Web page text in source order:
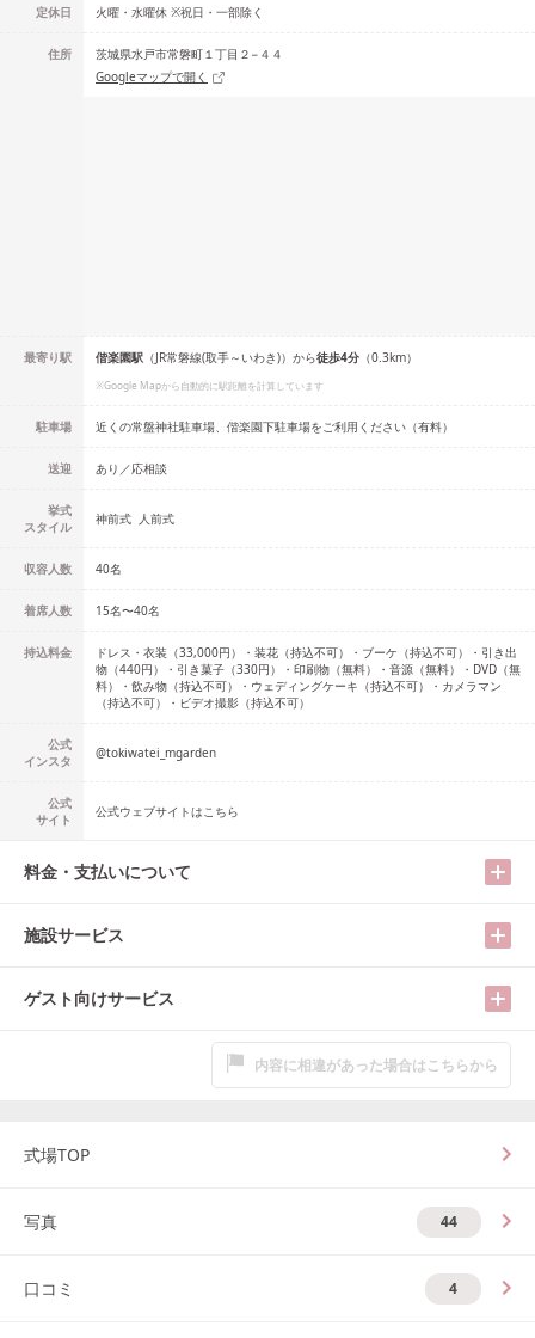
定休日 火曜・水曜休 ※祝日・一部除く
住所
茨城県水戸市常磐町１丁目２−４４
Googleマップで開く
最寄り駅 偕楽園駅 （JR常磐線(取手～いわき)） から徒歩4分 （0.3km）
※Google Mapから自動的に駅距離を計算しています
駐車場 近くの常盤神社駐車場、偕楽園下駐車場をご利用ください（有料）
送迎 あり／応相談
挙式
スタイル
神前式 人前式
収容人数 40名
着席人数 15名〜40名
持込料金
ドレス・衣装（33,000円）・装花（持込不可）・ブーケ（持込不可）・引き出
物（440円）・引き菓子（330円）・印刷物（無料）・音源（無料）・DVD（無
料）・飲み物（持込不可）・ウェディングケーキ（持込不可）・カメラマン
（持込不可）・ビデオ撮影（持込不可）
公式
インスタ
@tokiwatei_mgarden
公式
サイト
公式ウェブサイトはこちら
料金・支払いについて
施設サービス
ゲスト向けサービス
内容に相違があった場合はこちらから
式場TOP
写真 44
口コミ 4